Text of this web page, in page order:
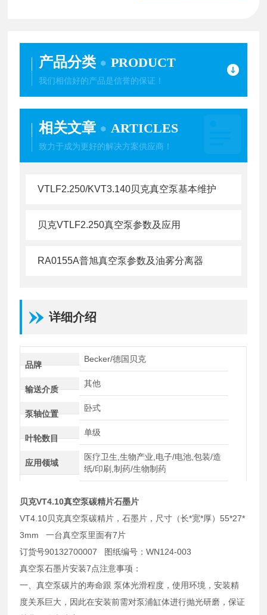
产品分类 PRODUCT
我们相信好的产品是信誉的保证！
相关文章 ARTICLES
致力于成为更好的解决方案供应商！
VTLF2.250/KVT3.140贝克真空泵基本维护
贝克VTLF2.250真空泵参数及应用
RA0155A普旭真空泵参数及油雾分离器
详细介绍
品牌
Becker/德国贝克
输送介质
其他
泵轴位置
卧式
叶轮数目
单级
应用领域
医疗卫生,生物产业,电子/电池,包装/造
纸/印刷,制药/生物制药
贝克VT4.10真空泵碳精片石墨片
VT4.10贝克真空泵碳精片，石墨片，尺寸（长*宽*厚）55*27*
3mm 一台真空泵里面有7片
订货号90132700007 图纸编号：WN124-003
真空泵石墨片安装7点注意事项：
一、真空泵碳片的寿命跟 泵体光滑程度，使用环境，安装精
度关系巨大，因此在安装前需对泵浦缸体进行抛光研磨，保证